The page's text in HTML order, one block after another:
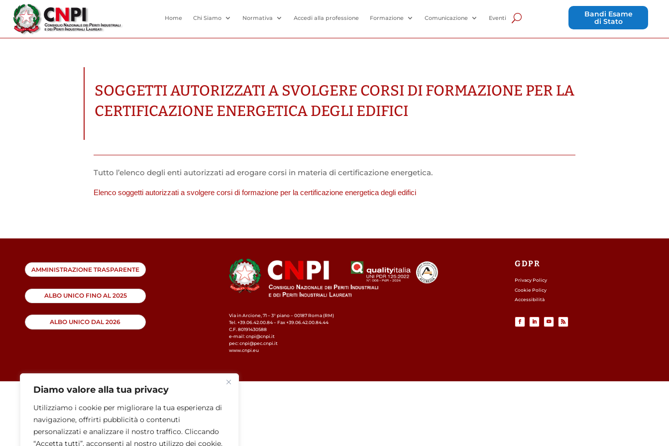
Diamo valore alla tua privacy
Utilizziamo i cookie per migliorare la tua esperienza di
navigazione, offrirti pubblicità o contenuti
personalizzati e analizzare il nostro traffico. Cliccando
“Accetta tutti”, acconsenti al nostro utilizzo dei cookie.
Home Chi Siamo Normativa Accedi alla professione Formazione Comunicazione Eventi
Bandi Esame
di Stato
SOGGETTI AUTORIZZATI A SVOLGERE CORSI DI FORMAZIONE PER LA
CERTIFICAZIONE ENERGETICA DEGLI EDIFICI
Tutto l’elenco degli enti autorizzati ad erogare corsi in materia di certificazione energetica.
Elenco soggetti autorizzati a svolgere corsi di formazione per la certificazione energetica degli edifici
AMMINISTRAZIONE TRASPARENTE
ALBO UNICO FINO AL 2025
ALBO UNICO DAL 2026
Via in Arcione, 71 – 3° piano – 00187 Roma (RM)
Tel. +39.06.42.00.84 – Fax +39.06.42.00.84.44
C.F. 80191430588
e-mail: cnpi@cnpi.it
pec: cnpi@pec.cnpi.it
www.cnpi.eu
GDPR
Privacy Policy
Cookie Policy
Accessibilità